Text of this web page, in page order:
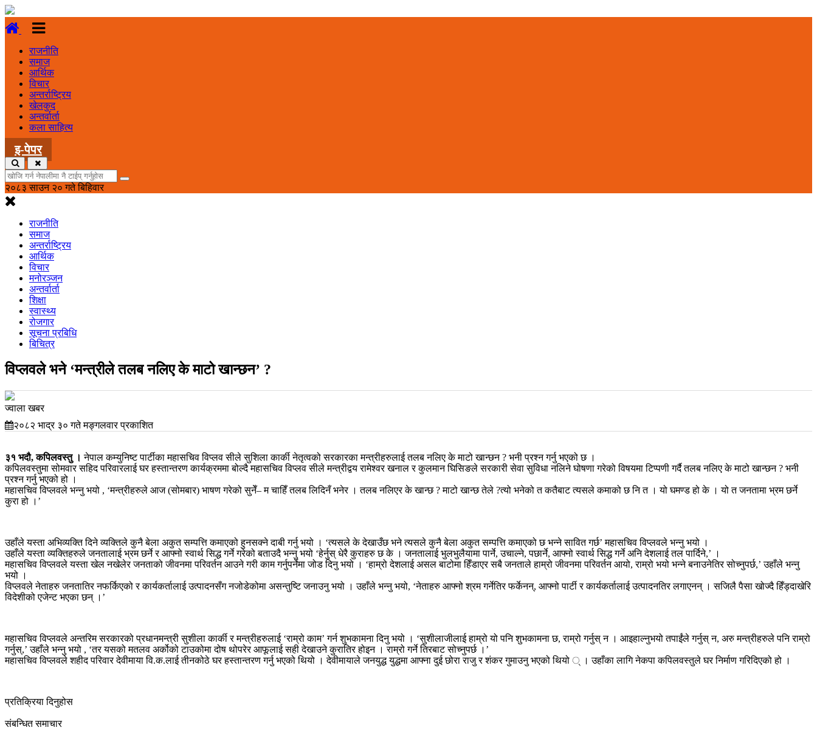
राजनीति
समाज
आर्थिक
विचार
अन्तर्राष्ट्रिय
खेलकुद
अन्तर्वार्ता
कला साहित्य
इ-पेपर
२०८३ साउन २० गते बिहिवार
राजनीति
समाज
अन्तर्राष्ट्रिय
आर्थिक
विचार
मनोरञ्जन
अन्तर्वार्ता
शिक्षा
स्वास्थ्य
रोजगार
सूचना प्रबिधि
बिचित्र
विप्लवले भने ‘मन्त्रीले तलब नलिए के माटो खान्छन’ ?
ज्वाला खबर
२०८२ भाद्र ३० गते मङ्गलवार प्रकाशित
३१ भदौ, कपिलवस्तु । नेपाल कम्युनिष्ट पार्टीका महासचिव विप्लव सीले सुशिला कार्की नेतृत्वको सरकारका मन्त्रीहरुलाई तलब नलिए के माटो खान्छन ? भनी प्रश्न गर्नु भएको छ ।
कपिलवस्तुमा सोमवार सहिद परिवारलाई घर हस्तान्तरण कार्यक्रममा बोल्दै महासचिव विप्लव सीले मन्त्रीद्वय रामेश्वर खनाल र कुलमान घिसिङले सरकारी सेवा सुविधा नलिने घोषणा गरेको विषयमा टिप्पणी गर्दै तलब नलिए के माटो खान्छन ? भनी
प्रश्न गर्नु भएको हो ।
महासचिव विप्लवले भन्नु भयो , ‘मन्त्रीहरुले आज (सोमबार) भाषण गरेको सुनेँ– म चाहिँ तलब लिदिनँ भनेर । तलब नलिएर के खान्छ ? माटो खान्छ तेले ?त्यो भनेको त कतैबाट त्यसले कमाको छ नि त । यो घमण्ड हो के । यो त जनतामा भ्रम छर्ने
कुरा हो ।’
उहाँले यस्ता अभिव्यक्ति दिने व्यक्तिले कुनै बेला अकुत सम्पत्ति कमाएको हुनसक्ने दाबी गर्नु भयो । ‘त्यसले के देखाउँछ भने त्यसले कुनै बेला अकुत सम्पत्ति कमाएको छ भन्ने सावित गर्छ’ महासचिव विप्लवले भन्नु भयो ।
उहाँले यस्ता व्यक्तिहरुले जनतालाई भ्रम छर्ने र आफ्नो स्वार्थ सिद्ध गर्ने गरेको बताउदै भन्नु भयो ‘हेर्नुस् धेरै कुराहरु छ के । जनतालाई भुलभुलैयामा पार्ने, उचाल्ने, पछार्ने, आफ्नो स्वार्थ सिद्ध गर्ने अनि देशलाई तल पार्दिने,’ ।
महासचिव विप्लवले यस्ता खेल नखेलेर जनताको जीवनमा परिवर्तन आउने गरी काम गर्नुपर्नेमा जोड दिनु भयो । ‘हाम्रो देशलाई असल बाटोमा हिँडाएर सबै जनताले हाम्रो जीवनमा परिवर्तन आयो, राम्रो भयो भन्ने बनाउनेतिर सोच्नुपर्छ,’ उहाँले भन्नु
भयो ।
विप्लवले नेताहरु जनतातिर नफर्किएको र कार्यकर्तालाई उत्पादनसँग नजोडेकोमा असन्तुष्टि जनाउनु भयो । उहाँले भन्नु भयो, ‘नेताहरु आफ्नो श्रम गर्नेतिर फर्केनन्, आफ्नो पार्टी र कार्यकर्तालाई उत्पादनतिर लगाएनन् । सजिलै पैसा खोज्दै हिँड्दाखेरि
विदेशीको एजेन्ट भएका छन् ।’
महासचिव विप्लवले अन्तरिम सरकारको प्रधानमन्त्री सुशीला कार्की र मन्त्रीहरुलाई ‘राम्रो काम’ गर्न शुभकामना दिनु भयो । ‘सुशीलाजीलाई हाम्रो यो पनि शुभकामना छ, राम्रो गर्नुस् न । आइहाल्नुभयो तपाईंले गर्नुस् न, अरु मन्त्रीहरुले पनि राम्रो
गर्नुस्,’ उहाँले भन्नु भयो , ‘तर यसको मतलव अर्कोको टाउकोमा दोष थोपरेर आफूलाई सही देखाउने कुरातिर होइन । राम्रो गर्ने तिरबाट सोच्नुपर्छ ।’
महासचिव विप्लवले शहीद परिवार देवीमाया वि.क.लाई तीनकोठे घर हस्तान्तरण गर्नु भएको थियो । देवीमायाले जनयुद्ध युद्धमा आफ्ना दुई छोरा राजु र शंकर गुमाउनु भएको थियो ् । उहाँका लागि नेकपा कपिलवस्तुले घर निर्माण गरिदिएको हो ।
प्रतिक्रिया दिनुहोस
संबन्धित समाचार